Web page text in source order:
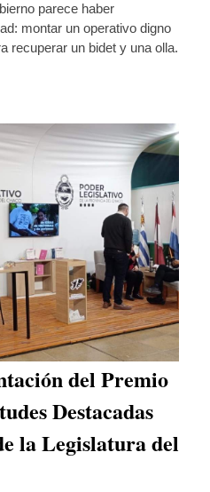
parece haber
montar un operativo digno
recuperar un bidet y una olla.
del Premio
Destacadas
la Legislatura del